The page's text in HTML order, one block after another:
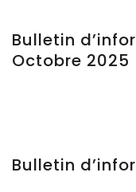
Bulletin
Octobre 2025
Bulletin